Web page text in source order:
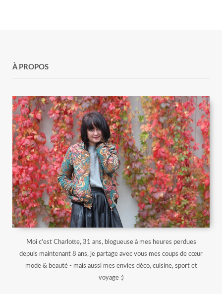
À PROPOS
Moi c'est Charlotte, 31 ans, blogueuse à mes heures perdues
depuis maintenant 8 ans, je partage avec vous mes coups de cœur
mode & beauté - mais aussi mes envies déco, cuisine, sport et
voyage :)